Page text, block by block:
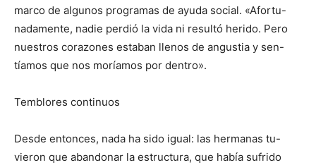
marco de algunos programas de ayuda social. «Afortu-
nadamente, nadie perdió la vida ni resultó herido. Pero
nuestros corazones estaban llenos de angustia y sen-
tíamos que nos moríamos por dentro».
Temblores continuos
Desde entonces, nada ha sido igual: las hermanas tu-
vieron que abandonar la estructura, que había sufrido